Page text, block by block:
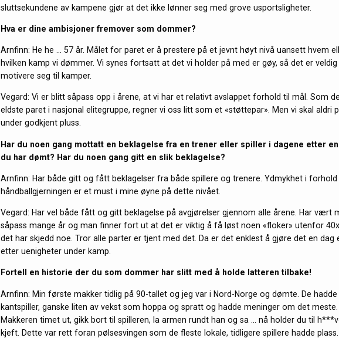
sluttsekundene av kampene gjør at det ikke lønner seg med grove usportsligheter.
Hva er dine ambisjoner fremover som dommer?
Arnfinn: He he … 57 år. Målet for paret er å prestere på et jevnt høyt nivå uansett hvem
hvilken kamp vi dømmer. Vi synes fortsatt at det vi holder på med er gøy, så det er
motivere seg til kamper.
Vegard: Vi er blitt såpass opp i årene, at vi har et relativt avslappet forhold til mål. Som
eldste paret i nasjonal elitegruppe, regner vi oss litt som et «støttepar». Men vi skal aldri
under godkjent pluss.
Har du noen gang mottatt en beklagelse fra en trener eller spiller i dagene etter
du har dømt? Har du noen gang gitt en slik beklagelse?
Arnfinn: Har både gitt og fått beklagelser fra både spillere og trenere. Ydmykhet i forhold
håndballgjerningen er et must i mine øyne på dette nivået.
Vegard: Har vel både fått og gitt beklagelse på avgjørelser gjennom alle årene. Har vært
såpass mange år og man finner fort ut at det er viktig å få løst noen «floker» utenfor
det har skjedd noe. Tror alle parter er tjent med det. Da er det enklest å gjøre det en dag
etter uenigheter under kamp.
Fortell en historie der du som dommer har slitt med å holde latteren tilbake!
Arnfinn: Min første makker tidlig på 90-tallet og jeg var i Nord-Norge og dømte. De hadde
kantspiller, ganske liten av vekst som hoppa og spratt og hadde meninger om det meste.
Makkeren timet ut, gikk bort til spilleren, la armen rundt han og sa … nå holder du til
kjeft. Dette var rett foran pølsesvingen som de fleste lokale, tidligere spillere hadde plass.